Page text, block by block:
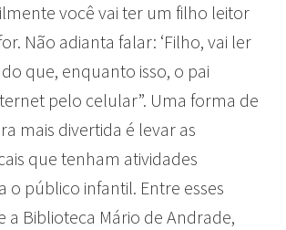
você vai ter um filho leitor
Não adianta falar: ‘Filho, vai ler
que, enquanto isso, o pai
pelo celular”. Uma forma de
mais divertida é levar as
que tenham atividades
o público infantil. Entre esses
a Biblioteca Mário de Andrade,